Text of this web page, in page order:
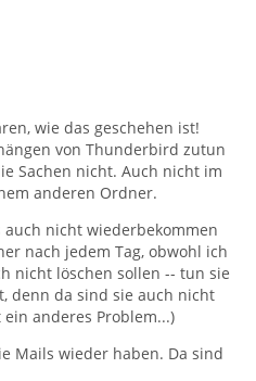
wie das geschehen ist!
von Thunderbird zutun
Sachen nicht. Auch nicht im
anderen Ordner.
nicht wiederbekommen
nach jedem Tag, obwohl ich
nicht löschen sollen -- tun sie
denn da sind sie auch nicht
anderes Problem...)
Mails wieder haben. Da sind